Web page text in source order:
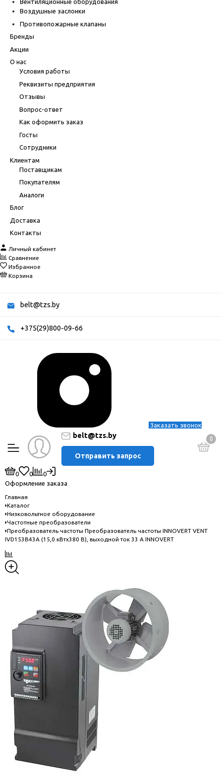
Вентиляционные оборудования
Воздушные заслонки
Противопожарные клапаны
Бренды
Акции
О нас
Условия работы
Реквизиты предприятия
Отзывы
Вопрос-ответ
Как оформить заказ
Госты
Сотрудники
Клиентам
Поставщикам
Покупателям
Аналоги
Блог
Доставка
Контакты
Личный кабинет
Сравнение
Избранное
Корзина
belt@tzs.by
+375(29)800-09-66
Заказать звонок
belt@tzs.by
Отправить запрос
0
0 0
0
Оформление заказа
Главная
Каталог
Низковольтное оборудование
Частотные преобразователи
Преобразователь частоты Преобразователь частоты INNOVERT VENT
IVD153B43A (15,0 кВтx380 В), выходной ток 33 А INNOVERT